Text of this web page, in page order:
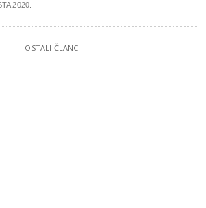
2020.
OSTALI ČLANCI